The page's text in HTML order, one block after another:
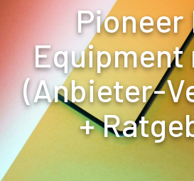
Pioneer
Equipment
(Anbieter-
+